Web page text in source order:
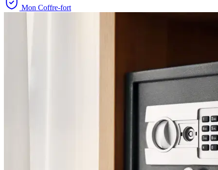
Mon Coffre-fort